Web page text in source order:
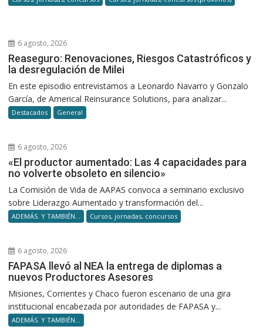
6 agosto, 2026
Reaseguro: Renovaciones, Riesgos Catastróficos y
la desregulación de Milei
En este episodio entrevistamos a Leonardo Navarro y Gonzalo
García, de Americal Reinsurance Solutions, para analizar...
Destacados General
6 agosto, 2026
«El productor aumentado: Las 4 capacidades para
no volverte obsoleto en silencio»
La Comisión de Vida de AAPAS convoca a seminario exclusivo
sobre Liderazgo Aumentado y transformación del...
ADEMÁS. Y TAMBIÉN... Cursos, jornadas, concursos
6 agosto, 2026
FAPASA llevó al NEA la entrega de diplomas a
nuevos Productores Asesores
Misiones, Corrientes y Chaco fueron escenario de una gira
institucional encabezada por autoridades de FAPASA y...
ADEMÁS. Y TAMBIÉN...